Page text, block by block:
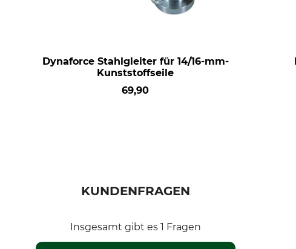
Dynaforce Stahlgleiter für 14/16-mm-
Kunststoffseile
69,90
KUNDENFRAGEN
Insgesamt gibt es 1 Fragen